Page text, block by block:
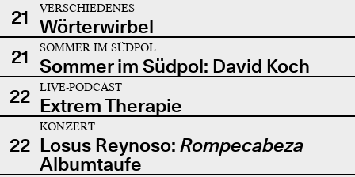
21
VERSCHIEDENES
Wörterwirbel
21
SOMMER IM SÜDPOL
Sommer im Südpol: David Koch
22
LIVE-PODCAST
Extrem Therapie
22
KONZERT
Losus Reynoso: Rompecabeza
Albumtaufe